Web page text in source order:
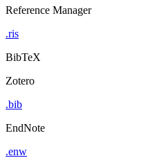
Reference Manager
.ris
BibTeX
Zotero
.bib
EndNote
.enw